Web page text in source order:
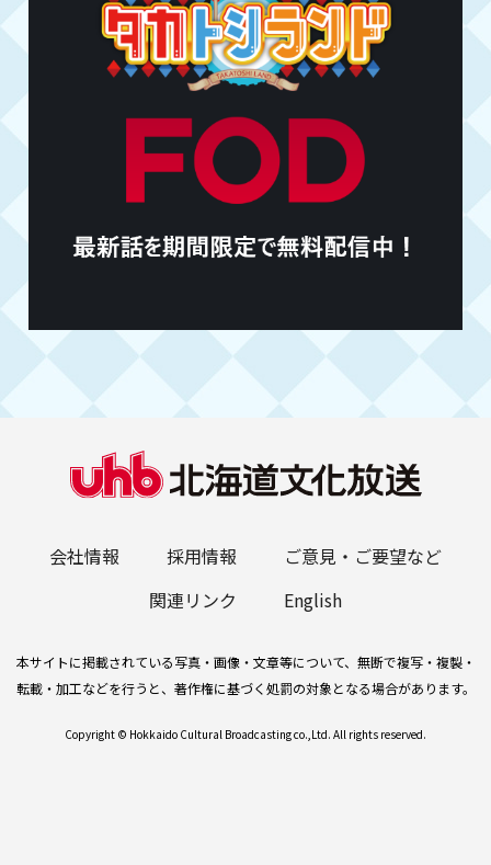
会社情報 採用情報
ご意見・ご要望など
関連リンク
English
本サイトに掲載されている写真・画像・文章等について、無断で複写・複製・
転載・加工などを行うと、著作権に基づく処罰の対象となる場合があります。
Copyright © Hokkaido Cultural Broadcasting co.,Ltd. All rights reserved.